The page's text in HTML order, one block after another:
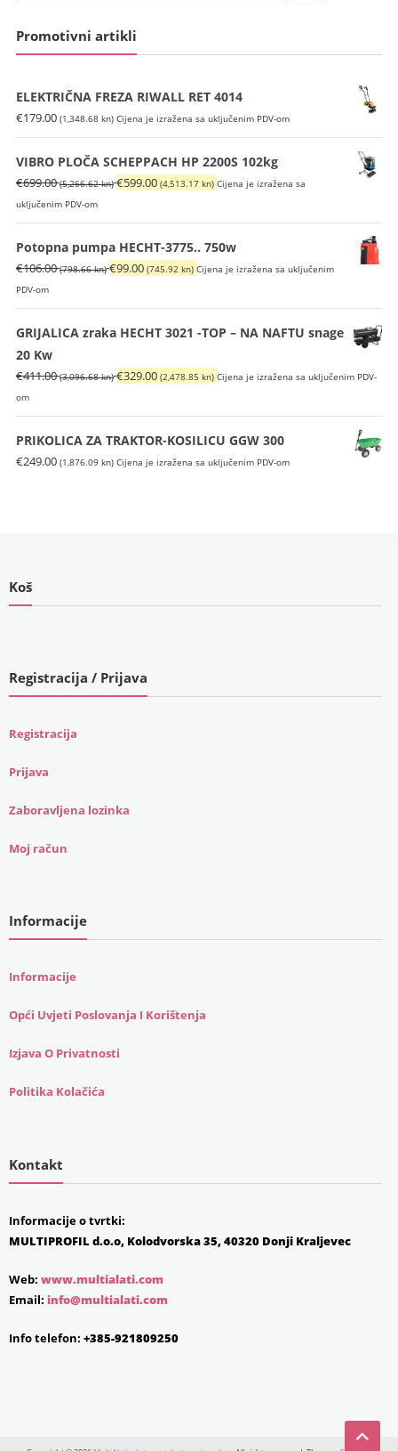
Promotivni artikli
ELEKTRIČNA FREZA RIWALL RET 4014
€179.00 (1,348.68 kn) Cijena je izražena sa uključenim PDV-om
VIBRO PLOČA SCHEPPACH HP 2200S 102kg
€699.00 (5,266.62 kn)Izvorna
bila
je:
€699.00
kn).
€599.00 (4,513.17 kn) Trenutna
je:
€599.00
(4,513.17
Cijena je izražena sa
uključenim PDV-om
Potopna pumpa HECHT-3775.. 750w
€106.00 (798.66 kn)Izvorna
bila
je:
(798.66
€99.00 (745.92 kn) Trenutna
je:
€99.00
kn).
Cijena je izražena sa uključenim
PDV-om
GRIJALICA zraka HECHT 3021 -TOP – NA NAFTU snage
20 Kw
€411.00 (3,096.68 kn)Izvorna
bila
je:
€411.00
€329.00 (2,478.85 kn) Trenutna
je:
€329.00
(2,478.85
Cijena je izražena sa uključenim PDV-
om
PRIKOLICA ZA TRAKTOR-KOSILICU GGW 300
€249.00 (1,876.09 kn) Cijena je izražena sa uključenim PDV-om
Koš
Registracija / Prijava
Registracija
Prijava
Zaboravljena lozinka
Moj račun
Informacije
Informacije
Opći Uvjeti Poslovanja I Korištenja
Izjava O Privatnosti
Politika Kolačića
Kontakt
Informacije o tvrtki:
MULTIPROFIL d.o.o, Kolodvorska 35, 40320 Donji Kraljevec
Web: www.multialati.com
Email: info@multialati.com
Info telefon: +385-921809250